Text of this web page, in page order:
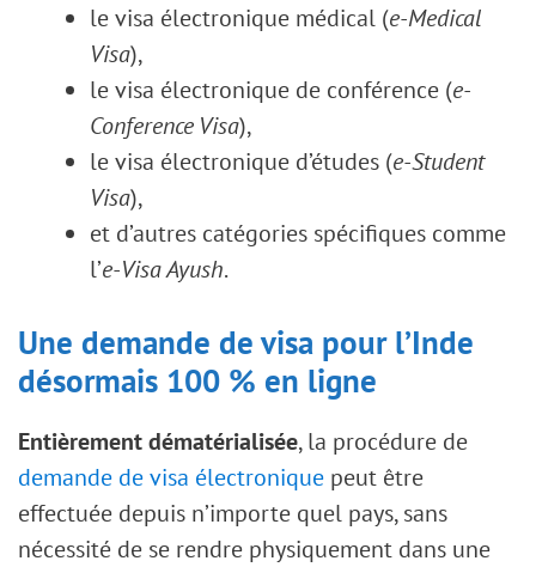
le visa électronique médical (e-Medical
Visa),
le visa électronique de conférence (e-
Conference Visa),
le visa électronique d’études (e-Student
Visa),
et d’autres catégories spécifiques comme
l’e-Visa Ayush.
Une demande de visa pour l’Inde
désormais 100 % en ligne
Entièrement dématérialisée, la procédure de
demande de visa électronique peut être
effectuée depuis n’importe quel pays, sans
nécessité de se rendre physiquement dans une